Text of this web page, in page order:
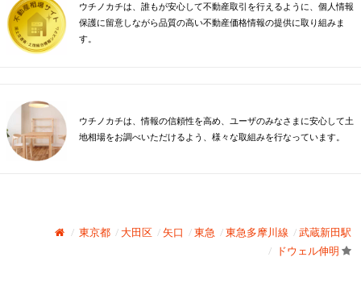
ウチノカチは、誰もが安心して不動産取引を行えるように、個人情報
保護に留意しながら品質の高い不動産価格情報の提供に取り組みま
す。
ウチノカチは、情報の信頼性を高め、ユーザのみなさまに安心して土
地相場をお調べいただけるよう、様々な取組みを行なっています。
東京都 大田区 矢口 東急 東急多摩川線
武蔵新田駅
ドウェル伸明